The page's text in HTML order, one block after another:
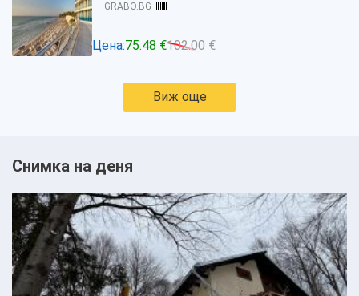
GRABO.BG
Цена:75.48 €102.00 €
Виж още
Снимка на деня